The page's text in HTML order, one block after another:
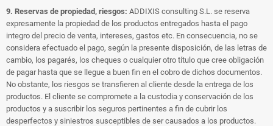
9. Reservas de propiedad, riesgos: ADDIXIS consulting S.L. se reserva
expresamente la propiedad de los productos entregados hasta el pago
integro del precio de venta, intereses, gastos etc. En consecuencia, no se
considera efectuado el pago, según la presente disposición, de las letras de
cambio, los pagarés, los cheques o cualquier otro título que cree obligación
de pagar hasta que se llegue a buen fin en el cobro de dichos documentos.
No obstante, los riesgos se transfieren al cliente desde la entrega de los
productos. El cliente se compromete a la custodia y conservación de los
productos y a suscribir los seguros pertinentes a fin de cubrir los
desperfectos y siniestros susceptibles de ser causados a los productos.